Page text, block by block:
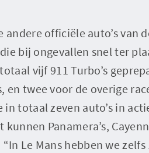
andere officiële auto’s van
bij ongevallen snel ter
vijf 911 Turbo’s
en twee voor de overige
totaal zeven auto’s in
Panamera’s,
Le Mans hebben we